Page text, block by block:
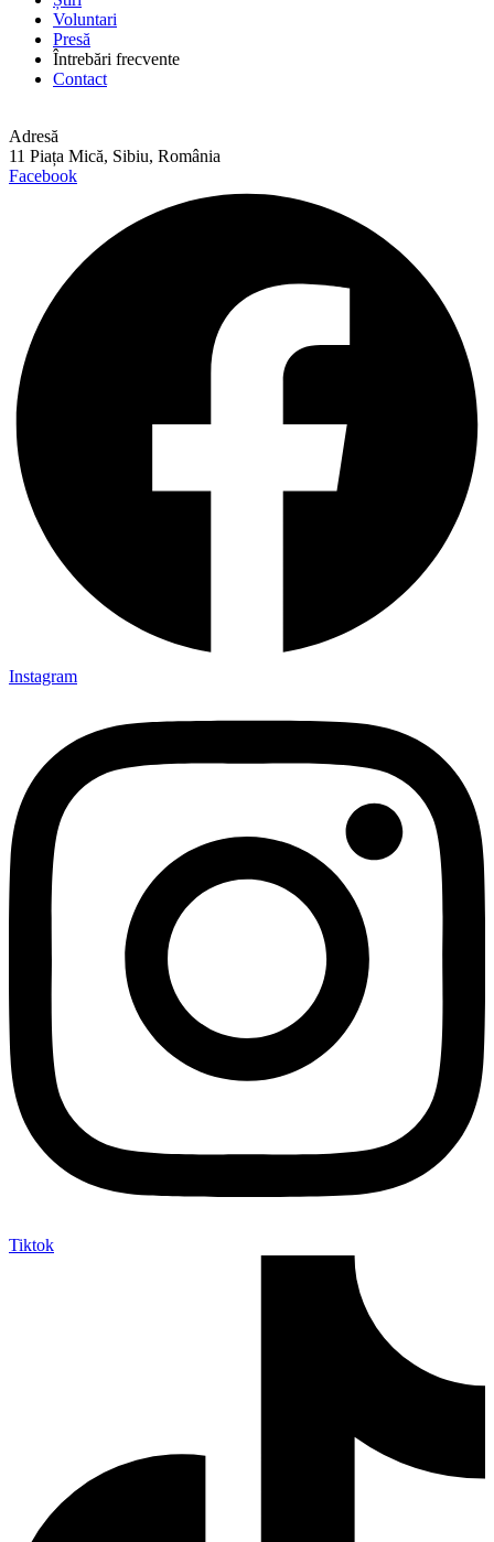
Voluntari
Presă
Întrebări frecvente
Contact
Adresă
11 Piața Mică, Sibiu, România
Facebook
Instagram
Tiktok